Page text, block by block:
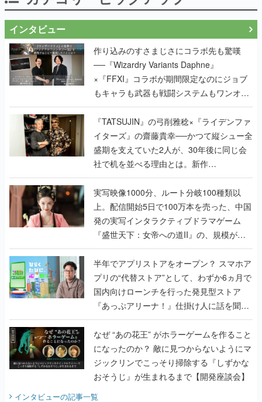
作り込みのすさまじさにコラボ先も驚嘆
──『Wizardry Variants Daphne』
もキャラも武器も戦闘システムもワンオフ
で作り込まれた理由を両ディレクターに聞
く
『TATSUJIN』の弓削雅稔×『ライデンファ
イターズ』の齋藤貴幸──かつて縦シュー全
盛期を支えていた2人が、30年後に同じ会
社で机を並べる理由とは。新作
『TATSUJIN EXTREME』で初タッグを組
んだレジェンド2人に訊く開発秘話
実写映像1000分、ルート分岐100種類以
上。配信開始5日で100万本を売った、中国
発の実写インタラクティブドラマゲーム
『盛世天下：女帝への道II』の、規模が違
うこだわりをプロデューサーに聞いた
半年でアプリストアをオープン？ スマホア
プリの“代替ストア”として、わずか6ヵ月で
国内向けローンチを行った発見型ストア
『あっぷアリーナ！』仕掛け人に話を聞い
てみた
なぜ “あの花王” がホラーゲームを作ること
になったのか？ 敵に見つからないようにマ
ジックリンでこっそり掃除する『しずかな
おそうじ』が生まれるまで【開発座談会】
インタビューの記事一覧